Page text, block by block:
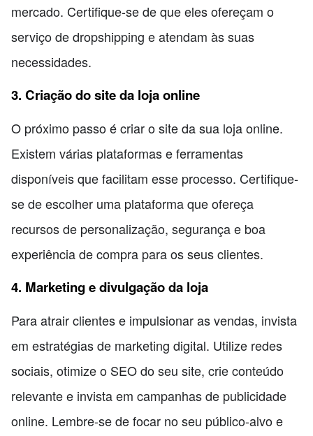
mercado. Certifique-se de que eles ofereçam o
serviço de dropshipping e atendam às suas
necessidades.
3. Criação do site da loja online
O próximo passo é criar o site da sua loja online.
Existem várias plataformas e ferramentas
disponíveis que facilitam esse processo. Certifique-
se de escolher uma plataforma que ofereça
recursos de personalização, segurança e boa
experiência de compra para os seus clientes.
4. Marketing e divulgação da loja
Para atrair clientes e impulsionar as vendas, invista
em estratégias de marketing digital. Utilize redes
sociais, otimize o SEO do seu site, crie conteúdo
relevante e invista em campanhas de publicidade
online. Lembre-se de focar no seu público-alvo e